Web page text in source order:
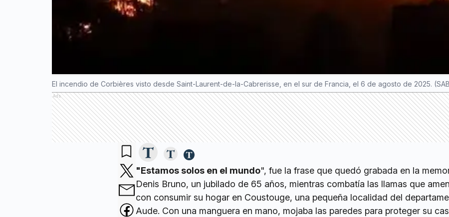
El incendio de Corbières visto desde Saint-Laurent-de-la-Cabrerisse, en el sur de Francia, el 6 de agosto de 2025.
Ads
"Estamos solos en el mundo", fue la frase que quedó grabada en la
Denis Bruno, un jubilado de 65 años, mientras combatía las llamas que
con consumir su hogar en Coustouge, una pequeña localidad del
Aude. Con una manguera en mano, mojaba las paredes para proteger su